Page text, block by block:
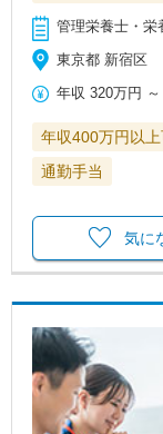
管理栄養士・栄
東京都 新宿区
年収 320万円
年収400万円以
通勤手当
気に